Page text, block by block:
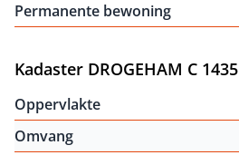
Permanente bewoning
Kadaster DROGEHAM C 1435
Oppervlakte
Omvang